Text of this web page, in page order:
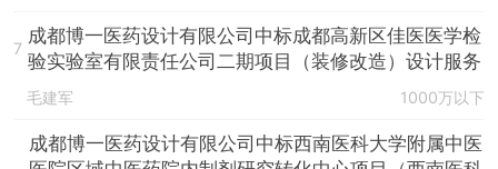
7
成都博一医药设计有限公司中标成都高新区佳医医学检
验实验室有限责任公司二期项目（装修改造）设计服务
毛建军 1000万以下
成都博一医药设计有限公司中标西南医科大学附属中医